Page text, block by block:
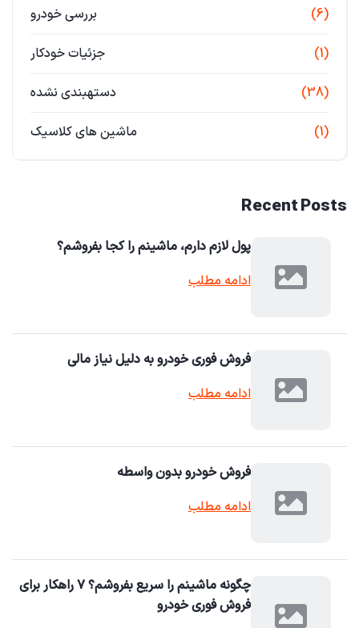
بررسی خودرو (6)
جزئیات خودکار (1)
دستهبندی نشده (38)
ماشین های کلاسیک (1)
Recent Posts
پول لازم دارم، ماشینم را کجا بفروشم؟
ادامه مطلب
فروش فوری خودرو به دلیل نیاز مالی
ادامه مطلب
فروش خودرو بدون واسطه
ادامه مطلب
چگونه ماشینم را سریع بفروشم؟ ۷ راهکار برای
فروش فوری خودرو